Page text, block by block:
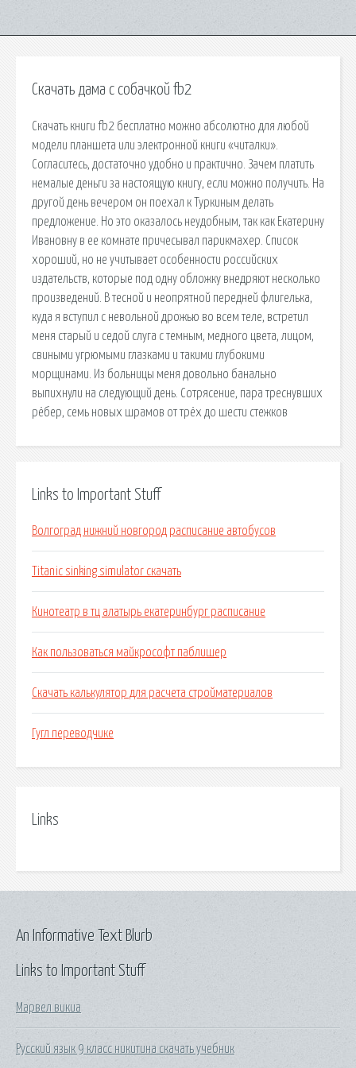
Скачать дама с собачкой fb2
Cкачать книги fb2 бесплатно можно абсолютно для любой
модели планшета или электронной книги «читалки».
Согласитесь, достаточно удобно и практично. Зачем платить
немалые деньги за настоящую книгу, если можно получить. На
другой день вечером он поехал к Туркиным делать
предложение. Но это оказалось неудобным, так как Екатерину
Ивановну в ее комнате причесывал парикмахер. Список
хороший, но не учитывает особенности российских
издательств, которые под одну обложку внедряют несколько
произведений. В тесной и неопрятной передней флигелька,
куда я вступил с невольной дрожью во всем теле, встретил
меня старый и седой слуга с темным, медного цвета, лицом,
свиными угрюмыми глазками и такими глубокими
морщинами. Из больницы меня довольно банально
выпихнули на следующий день. Сотрясение, пара треснувших
рёбер, семь новых шрамов от трёх до шести стежков
Links to Important Stuff
Волгоград нижний новгород расписание автобусов
Titanic sinking simulator скачать
Кинотеатр в тц алатырь екатеринбург расписание
Как пользоваться майкрософт паблишер
Скачать калькулятор для расчета стройматериалов
Гугл переводчике
Links
Links to Important Stuff
Марвел викиа
Русский язык 9 класс никитина скачать учебник
An Informative Text Blurb